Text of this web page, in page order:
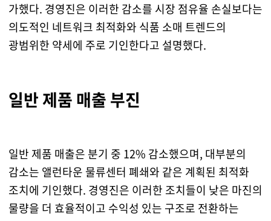
가했다. 경영진은 이러한 감소를 시장 점유율 손실보다는
의도적인 네트워크 최적화와 식품 소매 트렌드의
광범위한 약세에 주로 기인한다고 설명했다.
일반 제품 매출 부진
일반 제품 매출은 분기 중 12% 감소했으며, 대부분의
감소는 앨런타운 물류센터 폐쇄와 같은 계획된 최적화
조치에 기인했다. 경영진은 이러한 조치들이 낮은 마진의
물량을 더 효율적이고 수익성 있는 구조로 전환하는